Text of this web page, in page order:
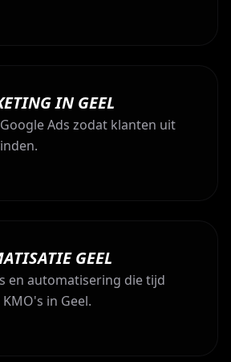
IN GEEL
Google Ads zodat klanten uit
GEEL
en automatisering die tijd
in Geel.